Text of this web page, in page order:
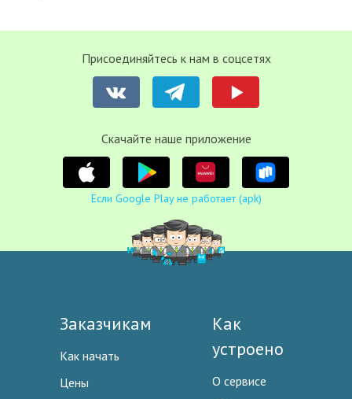
Присоединяйтесь к нам в соцсетях
Cкачайте наше приложение
Если Google Play не работает (apk)
Заказчикам
Как начать
Цены
Как
устроено
О сервисе